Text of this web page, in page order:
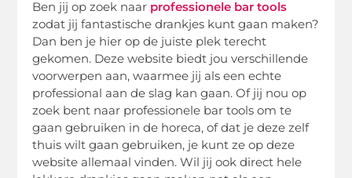
Ben jij op zoek naar professionele bar tools
zodat jij fantastische drankjes kunt gaan maken?
Dan ben je hier op de juiste plek terecht
gekomen. Deze website biedt jou verschillende
voorwerpen aan, waarmee jij als een echte
professional aan de slag kan gaan. Of jij nou op
zoek bent naar professionele bar tools om te
gaan gebruiken in de horeca, of dat je deze zelf
thuis wilt gaan gebruiken, je kunt ze op deze
website allemaal vinden. Wil jij ook direct hele